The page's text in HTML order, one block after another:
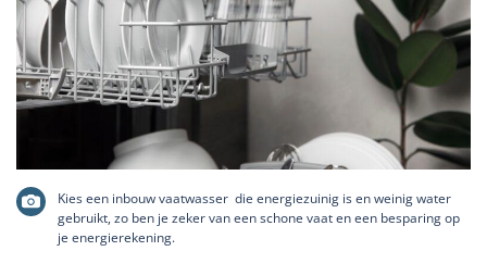
Kies een inbouw vaatwasser die energiezuinig is en weinig water
gebruikt, zo ben je zeker van een schone vaat en een besparing op
je energierekening.